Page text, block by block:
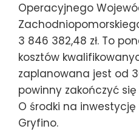
Operacyjnego
3 846 382,48 zł. To
kosztów
zaplanowana jest od
powinny zakończyć się
O środki na
Gryfino.